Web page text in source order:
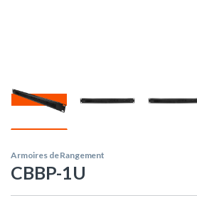
Armoires de Rangement
CBBP-1U